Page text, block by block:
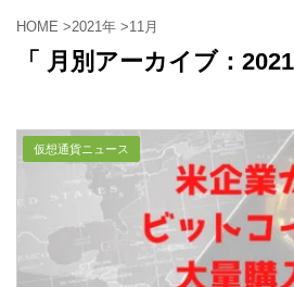
HOME >2021年 >11月
「 月別アーカイブ：
仮想通貨ニュース